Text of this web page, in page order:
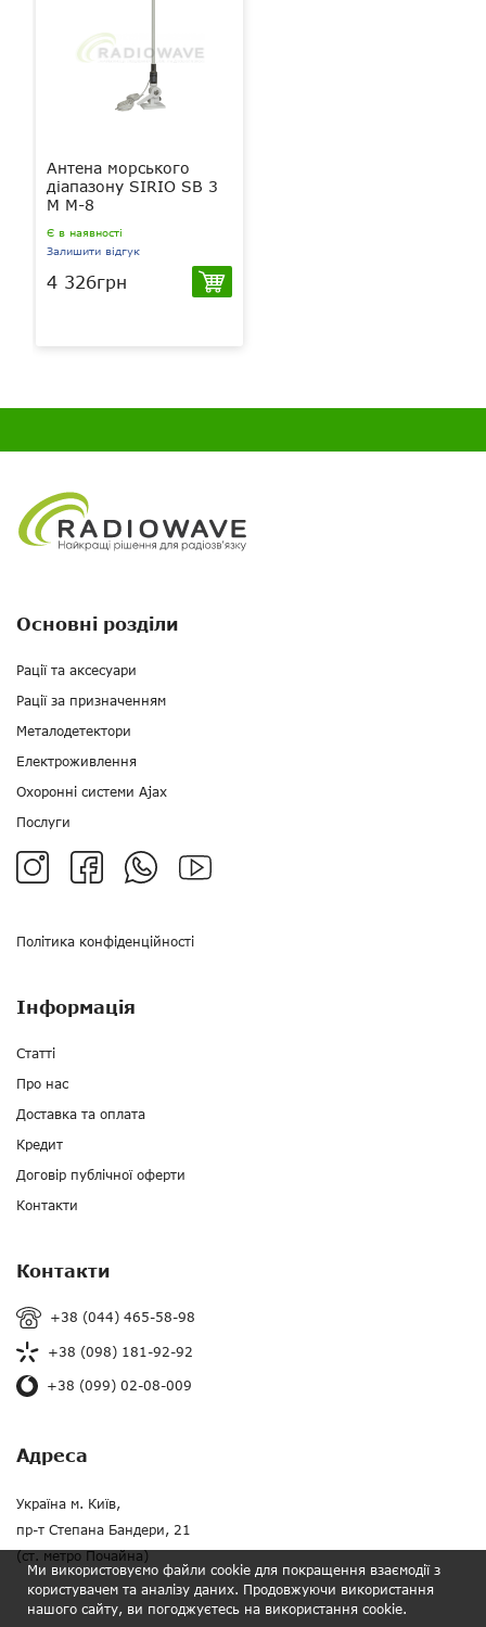
Антена морського
діапазону SIRIO SB 3
M M-8
Є в наявності
Залишити відгук
4 326грн
Політика конфіденційності
Основні розділи
Рації та аксесуари
Рації за призначенням
Металодетектори
Електроживлення
Охоронні системи Ajax
Послуги
Інформація
Статті
Про нас
Доставка та оплата
Кредит
Договір публічної оферти
Контакти
Контакти
+38 (044) 465-58-98
+38 (098) 181-92-92
+38 (099) 02-08-009
Адреса
Україна м. Київ,
пр-т Степана Бандери, 21
(ст. метро Почайна)
Ми використовуємо файли cookie для покращення взаємодії з
користувачем та аналізу даних. Продовжуючи використання
нашого сайту, ви погоджуєтесь на використання cookie.